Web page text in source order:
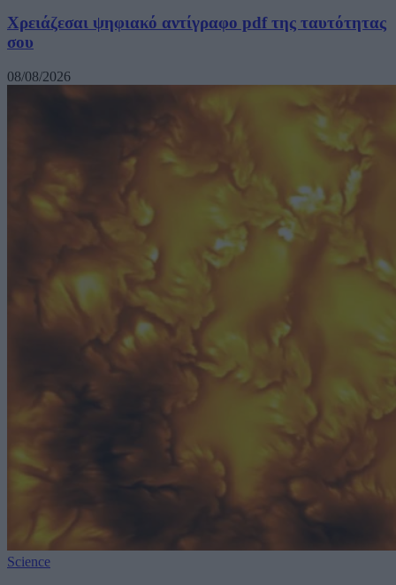
Χρειάζεσαι ψηφιακό αντίγραφο pdf της ταυτότητας
σου
08/08/2026
Science